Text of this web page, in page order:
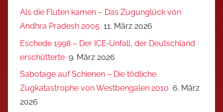
Als die Fluten kamen – Das Zugunglück von
Andhra Pradesh 2005 11. März 2026
Eschede 1998 – Der ICE‑Unfall, der Deutschland
erschütterte 9. März 2026
Sabotage auf Schienen – Die tödliche
Zugkatastrophe von Westbengalen 2010 6. März
2026